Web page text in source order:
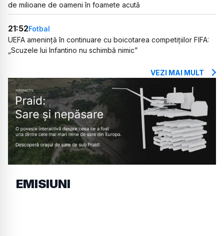
de milioane de oameni în foamete acută
21:52Fotbal
UEFA amenință în continuare cu boicotarea competițiilor FIFA:
„Scuzele lui Infantino nu schimbă nimic”
VEZI MAI MULT
EMISIUNI